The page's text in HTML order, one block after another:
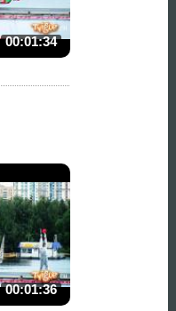
00:01:34
00:01:36